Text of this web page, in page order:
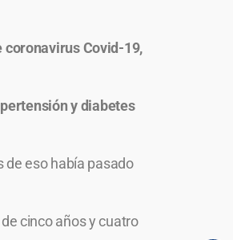
coronavirus Covid-19,
y diabetes
de eso había pasado
cinco años y cuatro